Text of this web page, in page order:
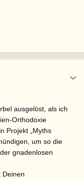
ausgelöst, als ich
Orthodoxie
Projekt „Myths
um so die
gnadenlosen
Deinen